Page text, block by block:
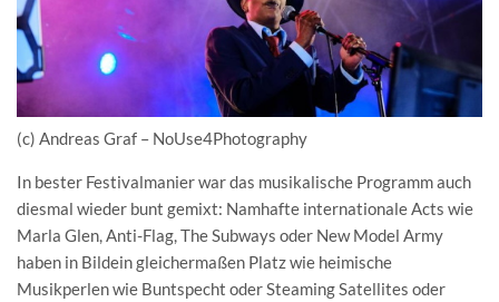
(c) Andreas Graf – NoUse4Photography
In bester Festivalmanier war das musikalische Programm auch
diesmal wieder bunt gemixt: Namhafte internationale Acts wie
Marla Glen, Anti-Flag, The Subways oder New Model Army
haben in Bildein gleichermaßen Platz wie heimische
Musikperlen wie Buntspecht oder Steaming Satellites oder